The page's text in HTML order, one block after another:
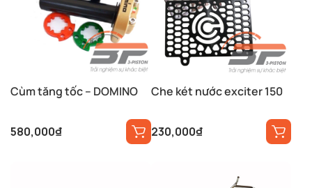
Cùm tăng tốc – DOMINO
580,000₫
Che két nước exciter 150
230,000₫